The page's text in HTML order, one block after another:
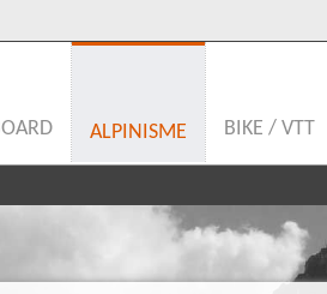
ALPINISME BIKE / VTT